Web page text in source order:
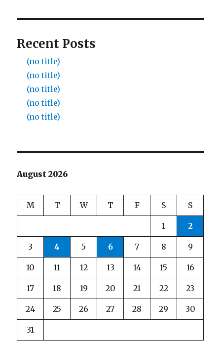
Recent Posts
(no title)
(no title)
(no title)
(no title)
(no title)
August 2026
M T W T F S S
1 2
3 4 5 6 7 8 9
10 11 12 13 14 15 16
17 18 19 20 21 22 23
24 25 26 27 28 29 30
31